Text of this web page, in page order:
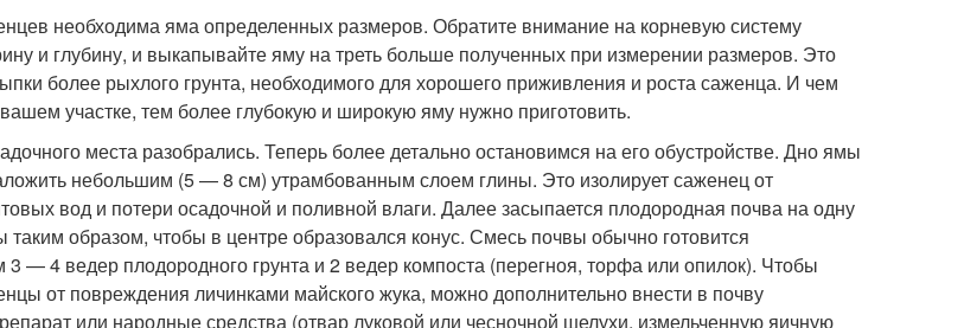
необходима яма определенных размеров. Обратите внимание на корневую систему
и глубину, и выкапывайте яму на треть больше полученных при измерении размеров. Это
более рыхлого грунта, необходимого для хорошего приживления и роста саженца. И чем
участке, тем более глубокую и широкую яму нужно приготовить.
места разобрались. Теперь более детально остановимся на его обустройстве. Дно ямы
небольшим (5 — 8 см) утрамбованным слоем глины. Это изолирует саженец от
вод и потери осадочной и поливной влаги. Далее засыпается плодородная почва на одну
таким образом, чтобы в центре образовался конус. Смесь почвы обычно готовится
— 4 ведер плодородного грунта и 2 ведер компоста (перегноя, торфа или опилок). Чтобы
от повреждения личинками майского жука, можно дополнительно внести в почву
или народные средства (отвар луковой или чесночной шелухи, измельченную яичную